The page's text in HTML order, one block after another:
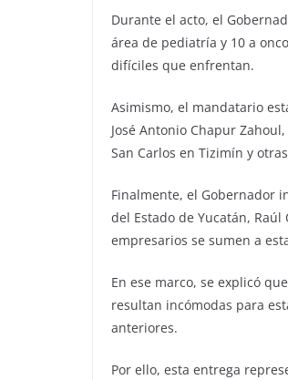
Durante el acto, el
área de pediatría y 10 a
difíciles que enfrentan.
Asimismo, el mandatario
José Antonio Chapur
San Carlos en Tizimín y
Finalmente, el Gobernador
del Estado de Yucatán,
empresarios se sumen a
En ese marco, se explicó
resultan incómodas para
anteriores.
Por ello, esta entrega